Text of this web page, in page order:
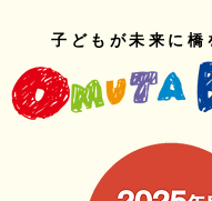
子どもが未来に橋